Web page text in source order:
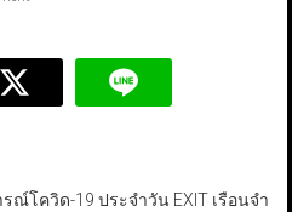
ณ์โควิด-19 ประจำวัน EXIT เรือนจำ